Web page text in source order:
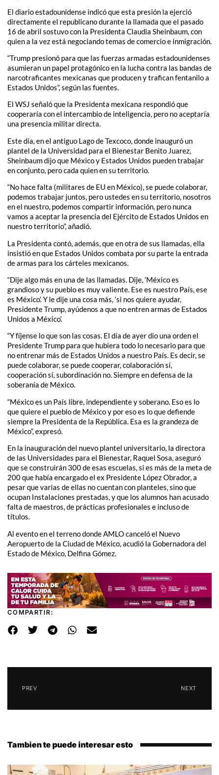
El diario estadounidense indicó que esta presión la ejerció
directamente el republicano durante la llamada que el pasado
16 de abril sostuvo con la Presidenta Claudia Sheinbaum, con
quien a la vez está negociando temas de comercio e inmigración.
“Trump presionó para que las fuerzas armadas estadounidenses
asumieran un papel protagónico en la lucha contra las bandas de
narcotraficantes mexicanas que producen y trafican fentanilo a
Estados Unidos”, según las fuentes.
El WSJ señaló que la Presidenta mexicana respondió que
cooperaría con el intercambio de inteligencia, pero no aceptaría
una presencia militar directa.
Este día, en el antiguo Lago de Texcoco, donde inauguró un
plantel de la Universidad para el Bienestar Benito Juarez,
Sheinbaum dijo que México y Estados Unidos pueden trabajar
en conjunto, pero cada quien en su territorio.
“No hace falta (militares de EU en México), se puede colaborar,
podemos trabajar juntos, pero ustedes en su territorio, nosotros
en el nuestro, podemos compartir información, pero nunca
vamos a aceptar la presencia del Ejército de Estados Unidos en
nuestro territorio”, añadió.
La Presidenta contó, además, que en otra de sus llamadas, ella
insistió en que Estados Unidos combata por su parte la entrada
de armas para los cárteles mexicanos.
“Dije algo más en una de las llamadas. Dije, ‘México es
grandioso y su pueblo es muy valiente. Ese es nuestro País, ese
es México’. Y le dije una cosa más, ‘si nos quiere ayudar,
Presidente Trump, ayúdenos a que no entren armas de Estados
Unidos a México’.
“Y fíjense lo que son las cosas. El día de ayer dio una orden el
Presidente Trump para que hubiera todo lo necesario para que
no entrenar más de Estados Unidos a nuestro País. Es decir, se
puede colaborar, se puede cooperar, colaboración sí,
cooperación sí, subordinación no. Siempre en defensa de la
soberanía de México.
“México es un País libre, independiente y soberano. Eso es lo
que quiere el pueblo de México y por eso es lo que defiende
siempre la Presidenta de la República. Esa es la grandeza de
México”, expresó.
En la inauguración del nuevo plantel universitario, la directora
de las Universidades para el Bienestar, Raquel Sosa, aseguró
que se construirán 300 de esas escuelas, si es más de la meta de
200 que había encargado el ex Presidente López Obrador, a
pesar que varias de ellas no cuentan con planteles, sino que
ocupan Instalaciones prestadas, y que los alumnos han acusado
falta de maestros, de prácticas profesionales e incluso de
títulos.
Al evento en el terreno donde AMLO canceló el Nuevo
Aeropuerto de la Ciudad de México, acudió la Gobernadora del
Estado de México, Delfina Gómez.
COMPARTIR:
PREV NEXT
Tambien te puede interesar esto